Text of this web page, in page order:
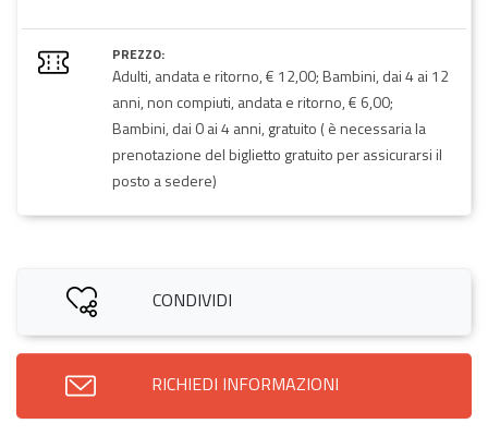
PREZZO:
Adulti, andata e ritorno, € 12,00; Bambini, dai 4 ai 12
anni, non compiuti, andata e ritorno, € 6,00;
Bambini, dai 0 ai 4 anni, gratuito ( è necessaria la
prenotazione del biglietto gratuito per assicurarsi il
posto a sedere)
CONDIVIDI
RICHIEDI INFORMAZIONI